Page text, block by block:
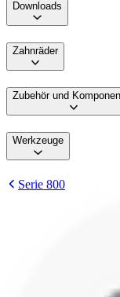
Downloads
Zahnräder
Zubehör und
Werkzeuge
Serie 800